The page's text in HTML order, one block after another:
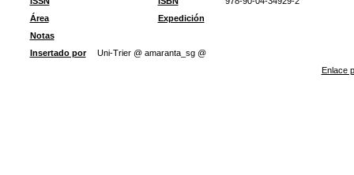
Área
Expedición
Notas
Insertado por
Uni-Trier @ amaranta_sg @
Enlace